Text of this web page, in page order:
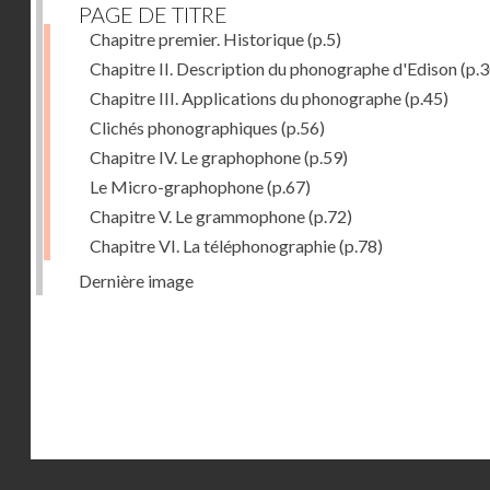
PAGE DE TITRE
Chapitre premier. Historique(p.5)
Chapitre II. Description du phonographe d'Edison
Chapitre III. Applications du phonographe(p.45)
Clichés phonographiques (p.56)
Chapitre IV. Le graphophone(p.59)
Le Micro-graphophone(p.67)
Chapitre V. Le grammophone(p.72)
Chapitre VI. La téléphonographie(p.78)
Dernière image